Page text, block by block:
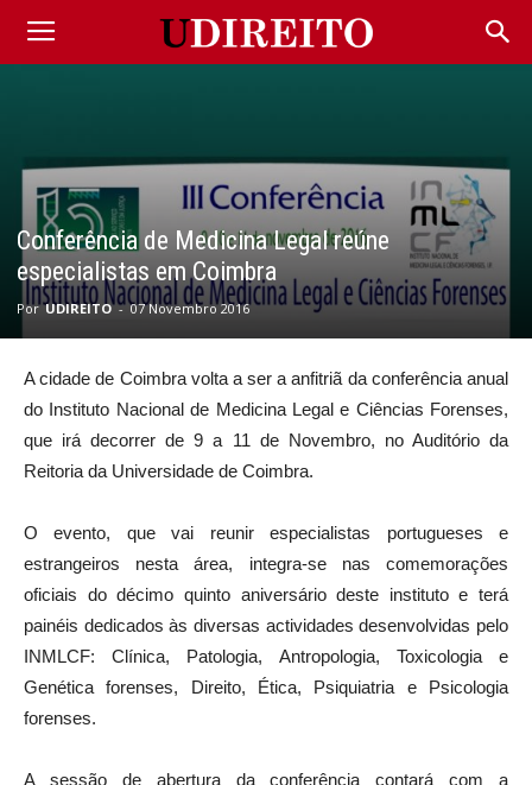
Conferência de Medicina Legal reúne
especialistas em Coimbra
Por UDIREITO - 07 Novembro 2016
A cidade de Coimbra volta a ser a anfitriã da conferência anual
do Instituto Nacional de Medicina Legal e Ciências Forenses,
que irá decorrer de 9 a 11 de Novembro, no Auditório da
Reitoria da Universidade de Coimbra.
O evento, que vai reunir especialistas portugueses e
estrangeiros nesta área, integra-se nas comemorações
oficiais do décimo quinto aniversário deste instituto e terá
painéis dedicados às diversas actividades desenvolvidas pelo
INMLCF: Clínica, Patologia, Antropologia, Toxicologia e
Genética forenses, Direito, Ética, Psiquiatria e Psicologia
forenses.
A sessão de abertura da conferência contará com a